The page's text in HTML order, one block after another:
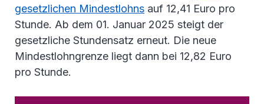
gesetzlichen Mindestlohns auf 12,41 Euro pro
Stunde. Ab dem 01. Januar 2025 steigt der
gesetzliche Stundensatz erneut. Die neue
Mindestlohngrenze liegt dann bei 12,82 Euro
pro Stunde.